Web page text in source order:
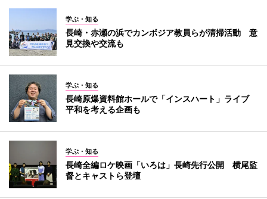
学ぶ・知る
長崎・赤瀬の浜でカンボジア教員らが清掃活動 意
見交換や交流も
学ぶ・知る
長崎原爆資料館ホールで「インスハート」ライブ
平和を考える企画も
学ぶ・知る
長崎全編ロケ映画「いろは」長崎先行公開 横尾監
督とキャストら登壇